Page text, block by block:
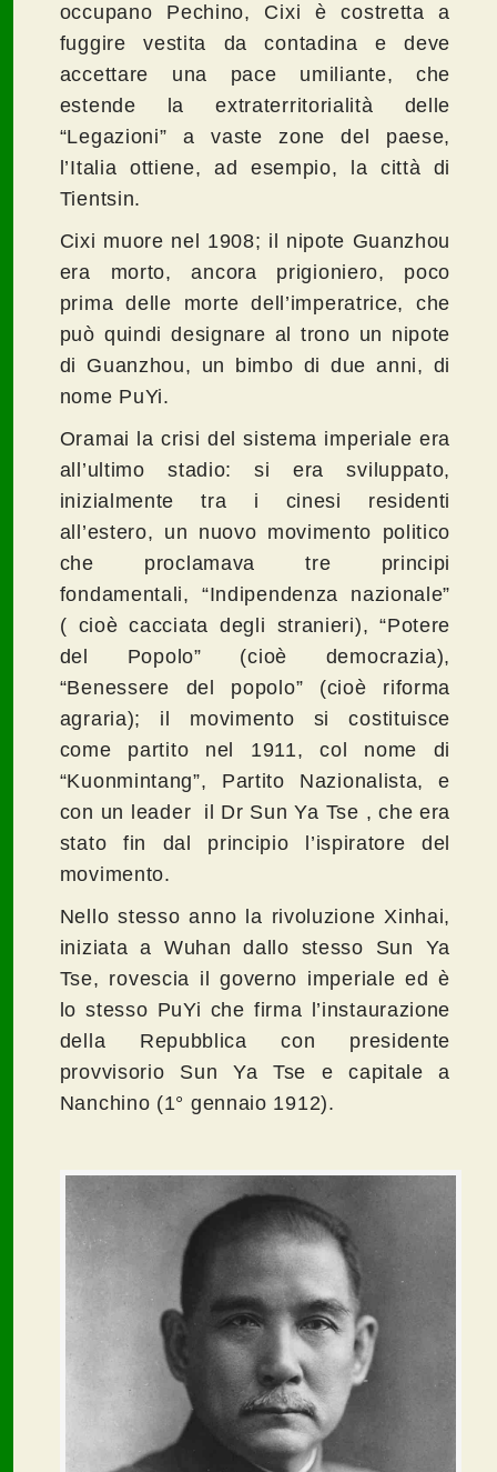
occupano Pechino, Cixi è costretta a
fuggire vestita da contadina e deve
accettare una pace umiliante, che
estende la extraterritorialità delle
“Legazioni” a vaste zone del paese,
l’Italia ottiene, ad esempio, la città di
Tientsin.
Cixi muore nel 1908; il nipote Guanzhou
era morto, ancora prigioniero, poco
prima delle morte dell’imperatrice, che
può quindi designare al trono un nipote
di Guanzhou, un bimbo di due anni, di
nome PuYi.
Oramai la crisi del sistema imperiale era
all’ultimo stadio: si era sviluppato,
inizialmente tra i cinesi residenti
all’estero, un nuovo movimento politico
che proclamava tre principi
fondamentali, “Indipendenza nazionale”
( cioè cacciata degli stranieri), “Potere
del Popolo” (cioè democrazia),
“Benessere del popolo” (cioè riforma
agraria); il movimento si costituisce
come partito nel 1911, col nome di
“Kuonmintang”, Partito Nazionalista, e
con un leader il Dr Sun Ya Tse , che era
stato fin dal principio l’ispiratore del
movimento.
Nello stesso anno la rivoluzione Xinhai,
iniziata a Wuhan dallo stesso Sun Ya
Tse, rovescia il governo imperiale ed è
lo stesso PuYi che firma l’instaurazione
della Repubblica con presidente
provvisorio Sun Ya Tse e capitale a
Nanchino (1° gennaio 1912).